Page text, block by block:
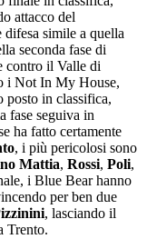
attacco del
simile a quella
seconda fase di
contro il Valle di
i Not In My House,
posto in classifica,
fase seguiva in
ha fatto certamente
, i più pericolosi sono
Mattia, Rossi, Poli,
i Blue Bear hanno
per ben due
, lasciando il
Trento.